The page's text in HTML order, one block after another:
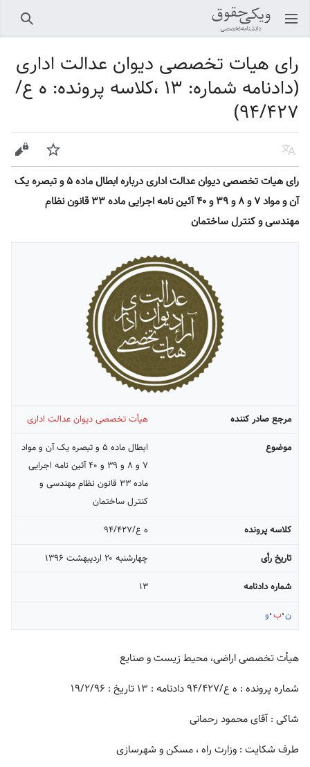
باز کردن منو اصلی جستجو
رای هیات تخصصی دیوان عدالت اداری
(دادنامه شماره: ۱۳ ،کلاسه پرونده: ه ع/
۹۴/۴۲۷)
زبان پیگیری ویرایش
رای هیات تخصصی دیوان عدالت اداری درباره ابطال ماده ۵ و تبصره یک
آن و مواد ۷ و ۸ و ۳۹ و ۴۰ آئین نامه اجرایی ماده ۳۳ قانون نظام
مهندسی و کنترل ساختمان
مرجع صادر کننده
هیأت تخصصی دیوان عدالت اداری
موضوع
ابطال ماده ۵ و تبصره یک آن و مواد
۷ و ۸ و ۳۹ و ۴۰ آئین نامه اجرایی
ماده ۳۳ قانون نظام مهندسی و
کنترل ساختمان
کلاسه پرونده
ه ع/۹۴/۴۲۷
تاریخ رأی
چهارشنبه ۲۰ ارديبهشت ۱۳۹۶
شماره دادنامه
۱۳
ن ب و
هیأت تخصصی اراضی، محیط زیست و صنایع
شماره پرونده : ه ع/۹۴/۴۲۷ دادنامه : ۱۳ تاریخ : ۱۹/۲/۹۶
شاکی : آقای محمود رحمانی
طرف شکایت : وزارت راه ، مسکن و شهرسازی